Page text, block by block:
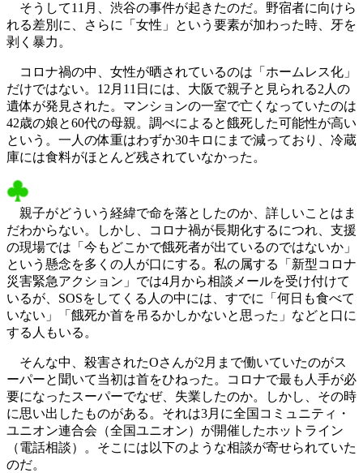
そうして11月、渋谷の事件が起きたのだ。野宿者に向けら
れる差別に、さらに「女性」という要素が加わった時、牙を
剥く暴力。
コロナ禍の中、女性が晒されているのは「ホームレス化」
だけではない。12月11日には、大阪で親子と見られる2人の
遺体が発見された。マンションの一室で亡くなっていたのは
42歳の娘と60代の母親。調べによると餓死した可能性が高い
という。一人の体重はわずか30キロにまで減っており、冷蔵
庫には食料がほとんど残されていなかった。
親子がどういう経緯で命を落としたのか、詳しいことはま
だわからない。しかし、コロナ禍が長期化するにつれ、支援
の現場では「今もどこかで餓死者が出ているのではないか」
という懸念を多くの人が口にする。私の属する「新型コロナ
災害緊急アクション」では4月から相談メールを受け付けて
いるが、SOSをしてくる人の中には、すでに「何日も食べて
いない」「餓死か首を吊るかしかないと思った」などと口に
する人もいる。
そんな中、殺害されたOさんが2月まで働いていたのがス
ーパーと聞いて当初は首をひねった。コロナで最も人手が必
要になったスーパーでなぜ、失業したのか。しかし、その時
に思い出したものがある。それは3月に全国コミュニティ・
ユニオン連合会（全国ユニオン）が開催したホットライン
（電話相談）。そこには以下のような相談が寄せられていた
のだ。